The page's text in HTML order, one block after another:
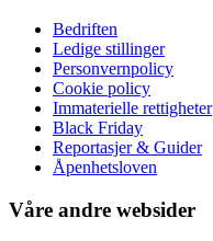
Bedriften
Ledige stillinger
Personvernpolicy
Cookie policy
Immaterielle rettigheter
Black Friday
Reportasjer & Guider
Åpenhetsloven
Våre andre websider